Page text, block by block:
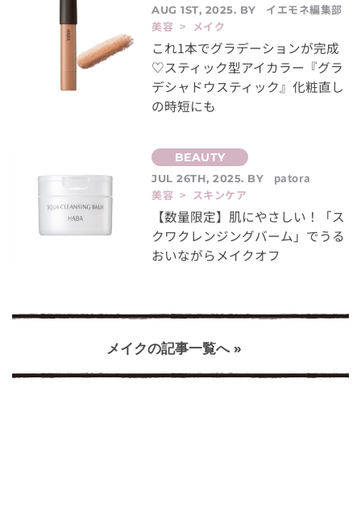
AUG 1ST, 2025. BY
イエモネ編集部
美容 > メイク
これ1本でグラデーションが完成
♡スティック型アイカラー『グラ
デシャドウスティック』化粧直し
の時短にも
JUL 26TH, 2025. BY
patora
美容 > スキンケア
【数量限定】肌にやさしい！「ス
クワクレンジングバーム」でうる
おいながらメイクオフ
メイクの記事一覧へ »